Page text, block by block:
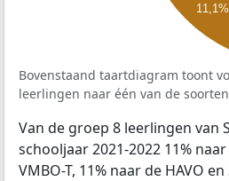
11,1%
Bovenstaand taartdiagram toont
leerlingen naar één van de
Van de groep 8 leerlingen van
schooljaar 2021-2022 11%
VMBO-T, 11% naar de HAVO